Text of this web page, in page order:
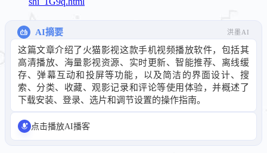
AI摘要 洪墨AI
这篇文章介绍了火猫影视这款手机视频播放软件，包括其
高清播放、海量影视资源、实时更新、智能推荐、离线缓
存、弹幕互动和投屏等功能，以及简洁的界面设计、搜
索、分类、收藏、观影记录和评论等使用体验，并概述了
下载安装、登录、选片和调节设置的操作指南。
点击播放AI播客